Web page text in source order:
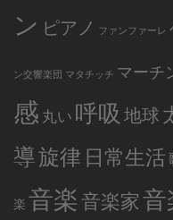
ン ピアノ ファンファーレ
ン交響楽団 マタチッチ マーチ
感 丸い 呼吸 地球
導旋律 日常生活
楽 音楽音楽家音